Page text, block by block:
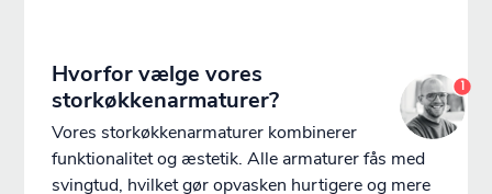
Du er nu logget ind som {customerName}
Hvorfor vælge vores
storkøkkenarmaturer?
Vores storkøkkenarmaturer kombinerer
funktionalitet og æstetik. Alle armaturer fås med
svingtud, hvilket gør opvasken hurtigere og mere
1